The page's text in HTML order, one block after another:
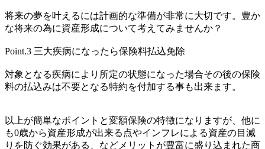
将来の夢を叶えるには計画的な準備が非常に大切です。豊か
な将来の為に資産形成について考えてみませんか？
Point.3 三大疾病になったら保険料払込免除
対象となる疾病により所定の状態になった場合その後の保険
料の払込みは不要となる特約を付加する事も出来ます。
以上が簡単なポイントと変額保険の特徴になりますが、他に
も0歳から資産形成が出来る点やインフレによる資産の目減
りを防ぐ効果がある、などメリットが豊富に盛り込まれた商